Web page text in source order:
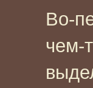
Во-
чем-